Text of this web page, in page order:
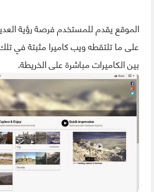
الموقع يقدم للمستخدم فرصة رؤية
على ما تلتقطه ويب كاميرا مثبتة في
بين الكاميرات مباشرة على الخريطة.